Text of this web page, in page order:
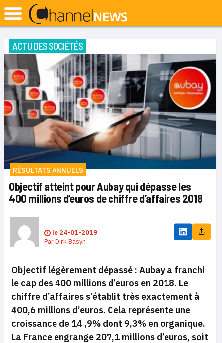
ACTU DES SOCIÉTÉS
RÉSULTATS ANNUELS
Objectif atteint pour Aubay qui dépasse les
400 millions d’euros de chiffre d’affaires 2018
le 24-01-2019
ParDirk Basyn
Objectif légèrement dépassé : Aubay a franchi
le cap des 400 millions d’euros en 2018. Le
chiffre d’affaires s’établit très exactement à
400,6 millions d’euros. Cela représente une
croissance de 14 ,9% dont 9,3% en organique.
La France engrange 207,1 millions d’euros, soit